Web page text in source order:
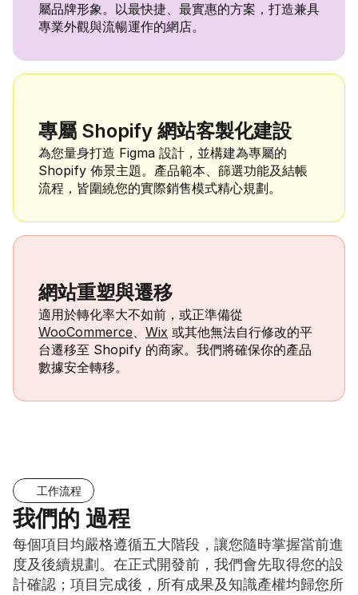
屬品牌形象。以最快捷、最實惠的方案，打造兼具
專業外觀與流暢運作的網店。
專屬 Shopify 網站客製化建設
為您量身打造 Figma 設計，並構建為專屬的
Shopify 佈景主題。產品範本、篩選功能及結帳
流程，皆圍繞您的實際銷售模式精心規劃。
網站重塑與遷移
WooCommerce、 Wix 或其他無法自行修改的平
台遷移至 Shopify 的商家。我們將確保你的產品
數據安全轉移。
工作流程
我們的 過程
每個項目均嚴格遵循五大階段，讓您隨時掌握當前進
度及後續規劃。在正式開發前，我們會先取得您的設
計確認；項目完成後，所有成果及知識產權均歸您所